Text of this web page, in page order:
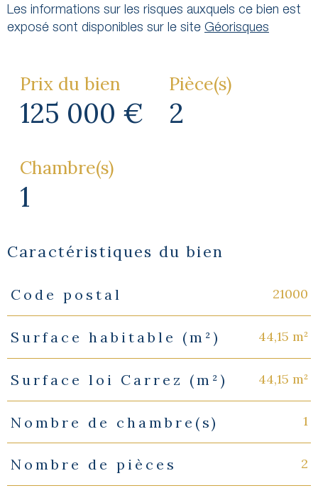
Les informations sur les risques auxquels ce bien est
exposé sont disponibles sur le site Géorisques
Prix du bien
125 000 €
Pièce(s)
2
Chambre(s)
1
Caractéristiques du bien
Caractéristiques Valeurs
Code postal 21000
Surface habitable (m²) 44,15 m²
Surface loi Carrez (m²) 44,15 m²
Nombre de chambre(s) 1
Nombre de pièces 2